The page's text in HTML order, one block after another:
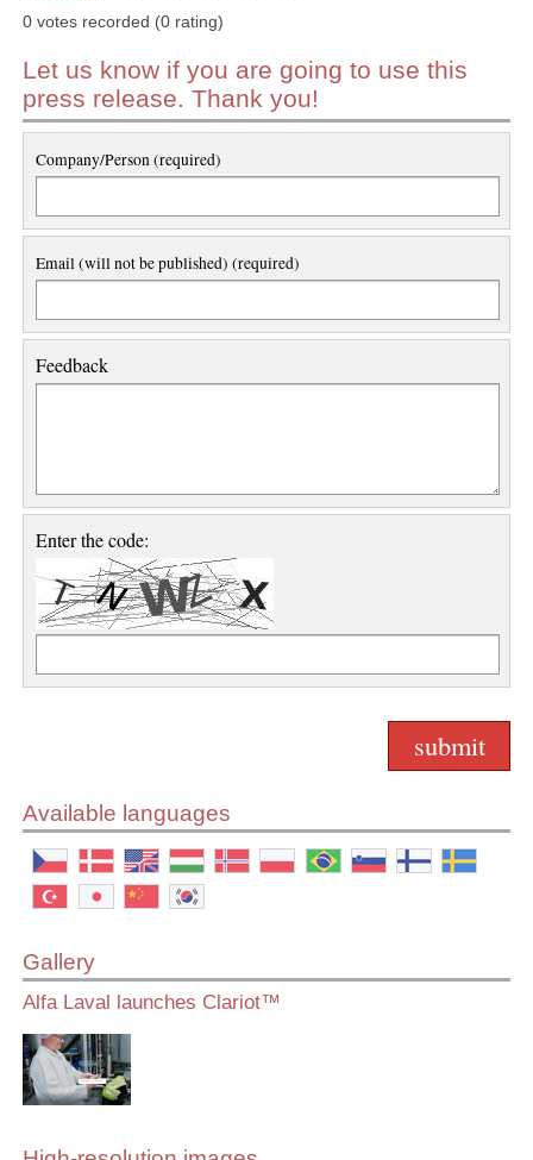
0 votes recorded (0 rating)
Let us know if you are going to use this
press release. Thank you!
Company/Person (required)
Email (will not be published) (required)
Feedback
Enter the code:
Available languages
Gallery
Alfa Laval launches Clariot™